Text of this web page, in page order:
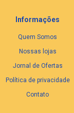
Informações
Quem Somos
Nossas lojas
Jornal de Ofertas
Política de privacidade
Contato